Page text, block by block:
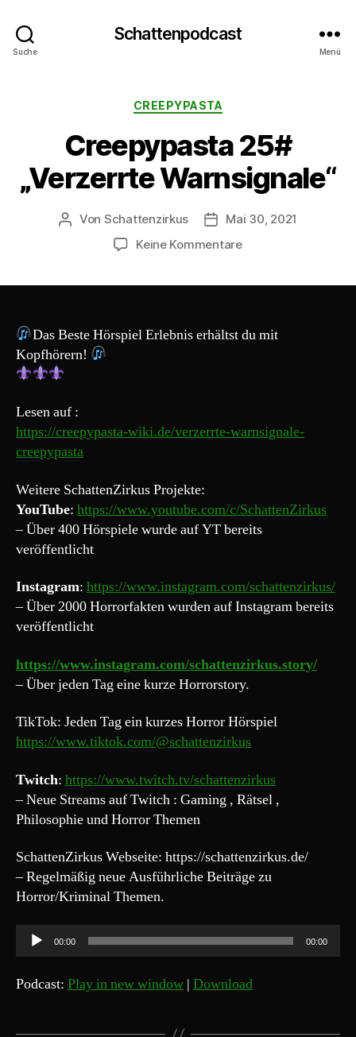
Suche
Schattenpodcast
Menü
Kategorien
CREEPYPASTA
Creepypasta 25#
„Verzerrte Warnsignale“
Beitragsautor
Von Schattenzirkus Beitragsdatum
Mai 30, 2021
Keine Kommentarezu
Das Beste Hörspiel Erlebnis erhältst du mit
Kopfhörern!
Lesen auf :
https://creepypasta-wiki.de/verzerrte-warnsignale-
creepypasta
Weitere SchattenZirkus Projekte:
YouTube: https://www.youtube.com/c/SchattenZirkus
– Über 400 Hörspiele wurde auf YT bereits
veröffentlicht
Instagram: https://www.instagram.com/schattenzirkus/
– Über 2000 Horrorfakten wurden auf Instagram bereits
veröffentlicht
https://www.instagram.com/schattenzirkus.story/
– Über jeden Tag eine kurze Horrorstory.
TikTok: Jeden Tag ein kurzes Horror Hörspiel
https://www.tiktok.com/@schattenzirkus
Twitch: https://www.twitch.tv/schattenzirkus
– Neue Streams auf Twitch : Gaming , Rätsel ,
Philosophie und Horror Themen
SchattenZirkus Webseite: https://schattenzirkus.de/
– Regelmäßig neue Ausführliche Beiträge zu
Horror/Kriminal Themen.
u
d
00:00 00:00
Podcast: Play in new window | Download